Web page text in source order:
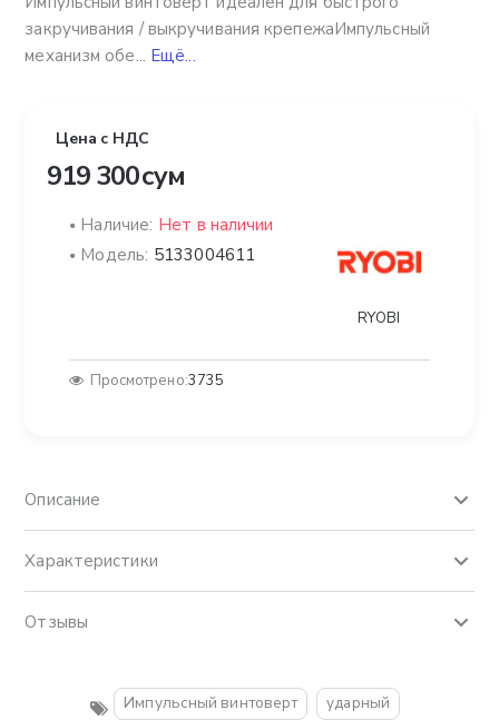
закручивания / выкручивания крепежаИмпульсный
механизм обе... Ещё...
Цена с НДС
919 300 сум
Наличие: Нет в наличии
Модель: 5133004611
RYOBI
Просмотрено:3735
Описание
Характеристики
Отзывы
Импульсный винтоверт
ударный